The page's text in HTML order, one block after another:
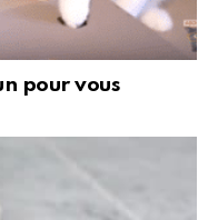
pour vous